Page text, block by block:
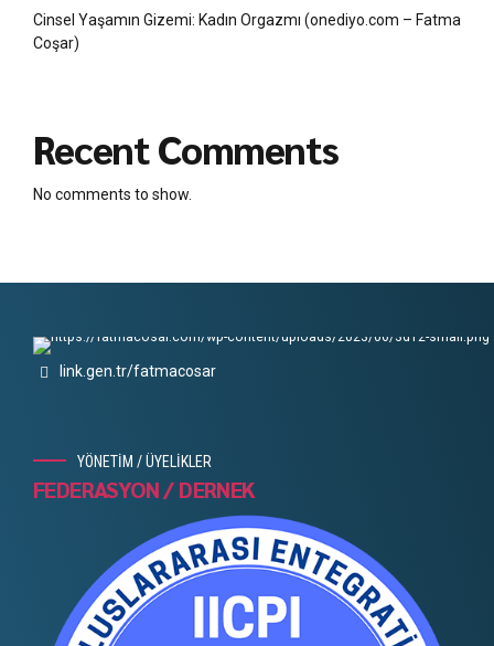
Cinsel Yaşamın Gizemi: Kadın Orgazmı (onediyo.com – Fatma
Coşar)
Recent Comments
No comments to show.
link.gen.tr/fatmacosar
YÖNETİM / ÜYELİKLER
FEDERASYON / DERNEK